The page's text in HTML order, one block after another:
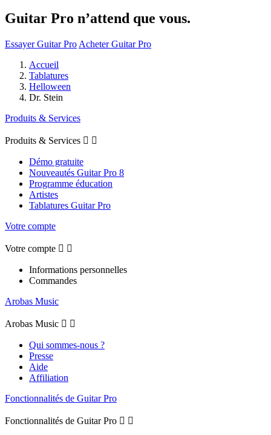
Guitar Pro n’attend que vous.
Essayer Guitar Pro Acheter Guitar Pro
Accueil
Tablatures
Helloween
Dr. Stein
Produits & Services
Produits & Services  
Démo gratuite
Nouveautés Guitar Pro 8
Programme éducation
Artistes
Tablatures Guitar Pro
Votre compte
Votre compte  
Informations personnelles
Commandes
Arobas Music
Arobas Music  
Qui sommes-nous ?
Presse
Aide
Affiliation
Fonctionnalités de Guitar Pro
Fonctionnalités de Guitar Pro  